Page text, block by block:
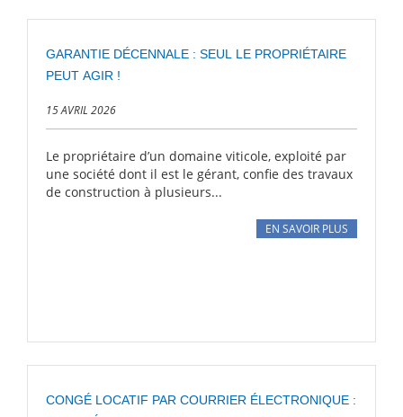
GARANTIE DÉCENNALE : SEUL LE PROPRIÉTAIRE
PEUT AGIR !
15 AVRIL 2026
Le propriétaire d’un domaine viticole, exploité par
une société dont il est le gérant, confie des travaux
de construction à plusieurs...
EN SAVOIR PLUS
CONGÉ LOCATIF PAR COURRIER ÉLECTRONIQUE :